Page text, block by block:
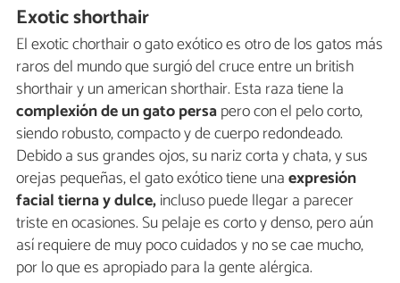
Exotic shorthair
El exotic chorthair o gato exótico es otro de los gatos más
raros del mundo que surgió del cruce entre un british
shorthair y un american shorthair. Esta raza tiene la
complexión de un gato persapero con el pelo corto,
siendo robusto, compacto y de cuerpo redondeado.
Debido a sus grandes ojos, su nariz corta y chata, y sus
orejas pequeñas, el gato exótico tiene unaexpresión
facial tierna y dulce,incluso puede llegar a parecer
triste en ocasiones. Su pelaje es corto y denso, pero aún
así requiere de muy poco cuidados y no se cae mucho,
por lo que es apropiado para la gente alérgica.